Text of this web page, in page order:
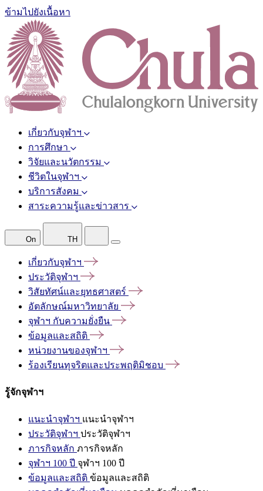
ข้ามไปยังเนื้อหา
เกี่ยวกับจุฬาฯ
การศึกษา
วิจัยและนวัตกรรม
ชีวิตในจุฬาฯ
บริการสังคม
สาระความรู้และข่าวสาร
On TH
เกี่ยวกับจุฬาฯ
ประวัติจุฬาฯ
วิสัยทัศน์และยุทธศาสตร์
อัตลักษณ์มหาวิทยาลัย
จุฬาฯ กับความยั่งยืน
ข้อมูลและสถิติ
หน่วยงานของจุฬาฯ
ร้องเรียนทุจริตและประพฤติมิชอบ
รู้จักจุฬาฯ
แนะนำจุฬาฯ แนะนำจุฬาฯ
ประวัติจุฬาฯ ประวัติจุฬาฯ
ภารกิจหลัก ภารกิจหลัก
จุฬาฯ 100 ปี จุฬาฯ 100 ปี
ข้อมูลและสถิติ ข้อมูลและสถิติ